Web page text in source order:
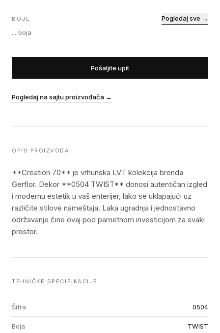
BOJE
... boja
Pogledaj sve →
Pošaljite upit
Pogledaj na sajtu proizvođača →
OPIS PROIZVODA
**Creation 70** je vrhunska LVT kolekcija brenda
Gerflor. Dekor **0504 TWIST** donosi autentičan izgled
i modernu estetik u vaš enterijer, lako se uklapajući uz
različite stilove nameštaja. Laka ugradnja i jednostavno
održavanje čine ovaj pod pametnom investicijom za svaki
prostor.
TEHNIČKE SPECIFIKACIJE
Šifra 0504
Boja TWIST